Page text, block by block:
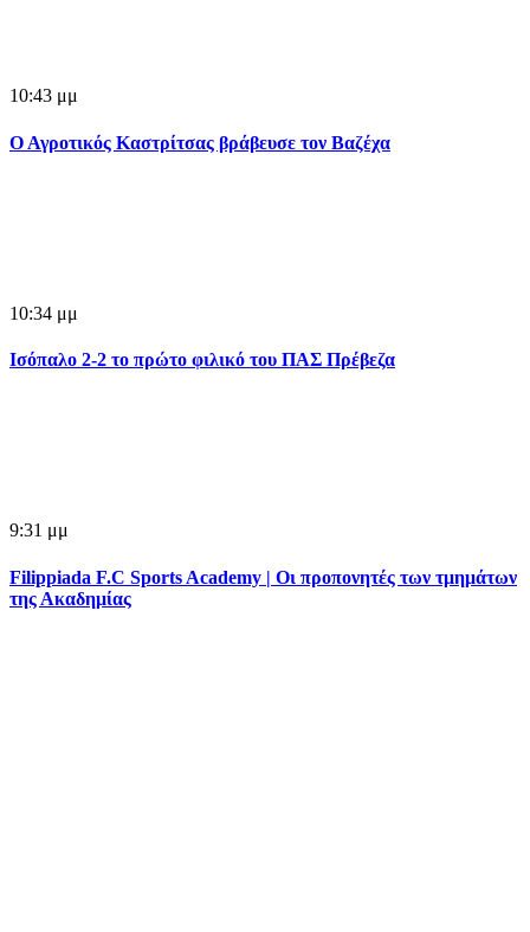
10:43 μμ
Ο Αγροτικός Καστρίτσας βράβευσε τον Βαζέχα
10:34 μμ
Ισόπαλο 2-2 το πρώτο φιλικό του ΠΑΣ Πρέβεζα
9:31 μμ
Filippiada F.C Sports Academy | Οι προπονητές των τμημάτων
της Ακαδημίας